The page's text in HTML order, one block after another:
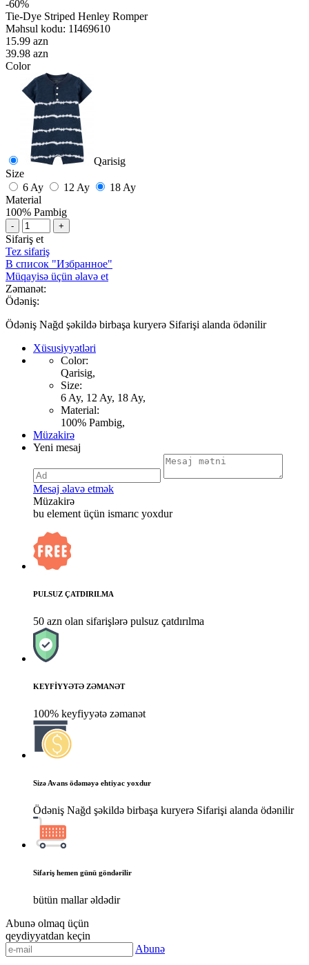
-60%
Tie-Dye Striped Henley Romper
Məhsul kodu: 1I469610
15.99 azn
39.98 azn
Color
Qarisig
Size
6 Ay
12 Ay
18 Ay
Material
100% Pambig
- +
Sifariş et
Tez sifariş
В список "Избранное"
Müqayisə üçün əlavə et
Zəmanət:
Ödəniş:
Ödəniş Nağd şəkildə birbaşa kuryerə Sifarişi alanda ödənilir
Xüsusiyyətləri
Color:
Qarisig,
Size:
6 Ay, 12 Ay, 18 Ay,
Material:
100% Pambig,
Müzakirə
Yeni mesaj
Mesaj əlavə etmək
Müzakirə
bu element üçün ismarıc yoxdur
PULSUZ ÇATDIRILMA
50 azn olan sifarişlərə pulsuz çatdırılma
KEYFİYYƏTƏ ZƏMANƏT
100% keyfiyyətə zəmanət
Sizə Avans ödəməyə ehtiyac yoxdur
Ödəniş Nağd şəkildə birbaşa kuryerə Sifarişi alanda ödənilir
Sifariş hemen günü göndərilir
bütün mallar əldədir
Abunə olmaq üçün
qeydiyyatdan keçin
Abunə